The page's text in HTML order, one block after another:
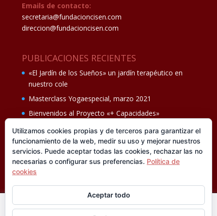
Emails de contacto:
secretaria@fundacioncisen.com
direccion@fundacioncisen.com
PUBLICACIONES RECIENTES
«El Jardín de los Sueños» un jardín terapéutico en
nuestro cole
Masterclass Yogaespecial, marzo 2021
Bienvenidos al Proyecto «+ Capacidades»
Fiesta de fin de curso Los oficios 14 de junio
Ganadores del II Programa educativo Cuídate +
En esta web utilizamos cookies analíticas, propias y de
Utilizamos cookies propias y de terceros para garantizar el
funcionamiento de la web, medir su uso y mejorar nuestros
servicios. Puede aceptar todas las cookies, rechazar las no
necesarias o configurar sus preferencias. Política de
cookies
Aceptar todo